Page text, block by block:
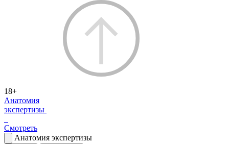
18+
Анатомия
экспертизы
Смотреть
Анатомия экспертизы